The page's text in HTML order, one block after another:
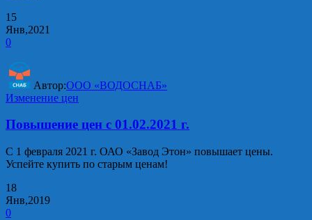
15
Янв,2021
0
Автор:ООО «ВОДОСНАБ»
Изменение цен
Повышение цен с 01.02.2021 г.
С 1 февраля 2021 г. ОАО «Завод Этон» повышает цены.
Успейте купить по старым ценам!
18
Янв,2019
0